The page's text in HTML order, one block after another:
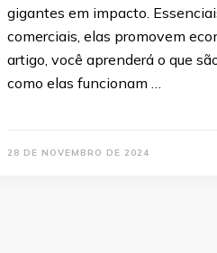
gigantes em impacto.
comerciais, elas promovem
artigo, você aprenderá o que
como elas funcionam …
28 DE NOVEMBRO DE 2024